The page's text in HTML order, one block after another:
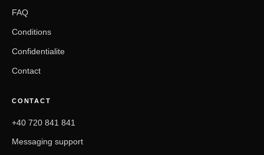
FAQ
Conditions
Confidentialite
Contact
CONTACT
+40 720 841 841
Messaging support